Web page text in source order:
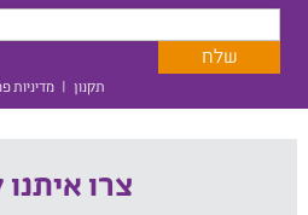
תקנון | מדיניות
צרו